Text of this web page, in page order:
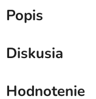
Popis
Diskusia
Hodnotenie